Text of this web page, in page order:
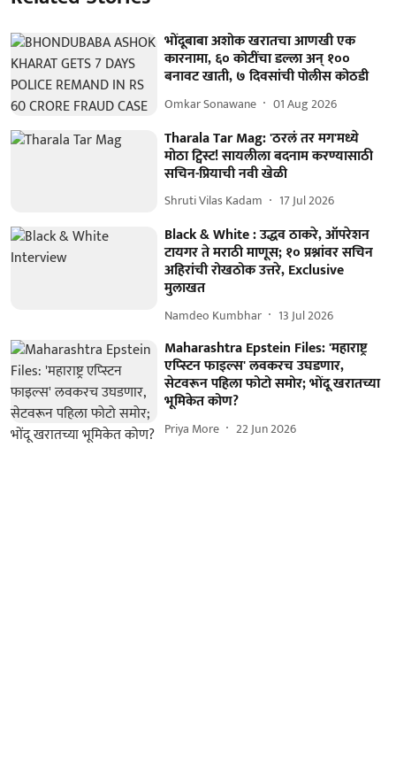
भोंदूबाबा अशोक खरातचा आणखी एक
कारनामा, ६० कोटींचा डल्ला अन् १००
बनावट खाती, ७ दिवसांची पोलीस कोठडी
Omkar Sonawane 01 Aug 2026
Tharala Tar Mag: 'ठरलं तर मग'मध्ये
मोठा ट्विस्ट! सायलीला बदनाम करण्यासाठी
सचिन-प्रियाची नवी खेळी
Shruti Vilas Kadam 17 Jul 2026
Black & White : उद्धव ठाकरे, ऑपरेशन
टायगर ते मराठी माणूस; १० प्रश्नांवर सचिन
अहिरांची रोखठोक उत्तरे, Exclusive
मुलाखत
Namdeo Kumbhar 13 Jul 2026
Maharashtra Epstein Files: 'महाराष्ट्र
एप्स्टिन फाइल्स' लवकरच उघडणार,
सेटवरून पहिला फोटो समोर; भोंदू खरातच्या
भूमिकेत कोण?
Priya More 22 Jun 2026